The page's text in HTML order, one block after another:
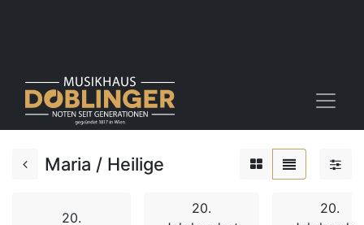
Maria / Heilige
20.
20.
20.